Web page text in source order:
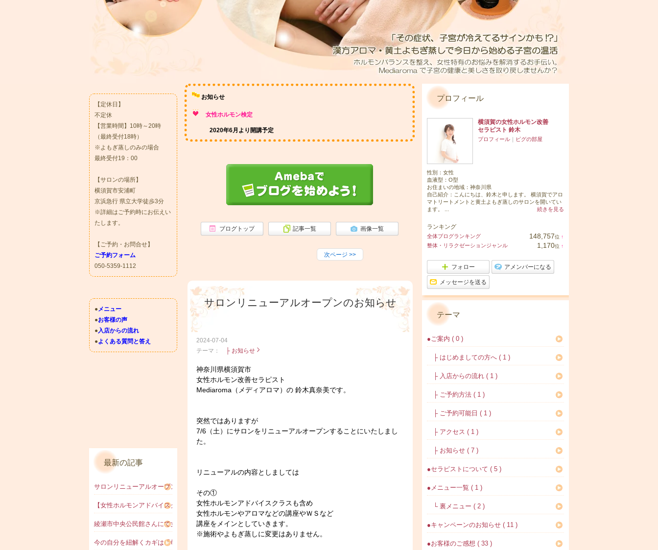
Mediaroma（メディアロマ）のブログです。お知らせ
女性ホルモン検定
2020年6月より開講予定
ブログトップ 記事一覧 画像一覧
次ページ >>
サロンリニューアルオープンのお知らせ
2024-07-04
テーマ：
├ お知らせ
神奈川県横須賀市
女性ホルモン改善セラピスト
Mediaroma（メディアロマ）の 鈴木真奈美です。
突然ではありますが
7/6（土）にサロンをリニューアルオープンすることにいたしまし
た。
リニューアルの内容としましては
その①
女性ホルモンアドバイスクラスも含め
女性ホルモンやアロマなどの講座やＷＳなど
講座をメインとしていきます。
※施術やよもぎ蒸しに変更はありません。
プロフィール
横須賀の女性ホルモン改善
セラピスト 鈴木
プロフィール ｜ ピグの部屋
性別： 女性
血液型： O型
お住まいの地域： 神奈川県
自己紹介：こんにちは、鈴木と申します。 横須賀でアロ
マトリートメントと黄土よもぎ蒸しのサロンを開いてい
ます。 ...
続きを見る
ランキング
全体ブログランキング 148,757位 ↑
整体・リラクゼーションジャンル 1,170位 ↑
フォロー アメンバーになる
メッセージを送る
テーマ
●ご案内 ( 0 )
├ はじめましての方へ ( 1 )
├ 入店からの流れ ( 1 )
├ ご予約方法 ( 1 )
├ ご予約可能日 ( 1 )
├ アクセス ( 1 )
├ お知らせ ( 7 )
●セラピストについて ( 5 )
●メニュー一覧 ( 1 )
└ 裏メニュー ( 2 )
●キャンペーンのお知らせ ( 11 )
●お客様のご感想 ( 33 )
【定休日】
不定休
【営業時間】10時～20時
（最終受付18時）
※よもぎ蒸しのみの場合
最終受付19：00
【サロンの場所】
横須賀市安浦町
京浜急行 県立大学徒歩3分
※詳細はご予約時にお伝えい
たします。
【ご予約・お問合せ】
ご予約フォーム
050-5359-1112
●メニュー
●お客様の声
●入店からの流れ
●よくある質問と答え
最新の記事
サロンリニューアルオープンのお知らせ
【女性ホルモンアドバイスクラス】体験授業のお知らせ
綾瀬市中央公民館さんにて女性ホルモン・メディカルアロマ講座を開催しました！
今の自分を紐解くカギは「母親との関係性」